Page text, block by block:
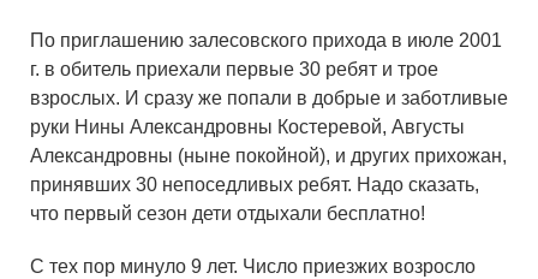
По приглашению залесовского прихода в июле 2001
г. в обитель приехали первые 30 ребят и трое
взрослых. И сразу же попали в добрые и заботливые
руки Нины Александровны Костеревой, Августы
Александровны (ныне покойной), и других прихожан,
принявших 30 непоседливых ребят. Надо сказать,
что первый сезон дети отдыхали бесплатно!
С тех пор минуло 9 лет. Число приезжих возросло